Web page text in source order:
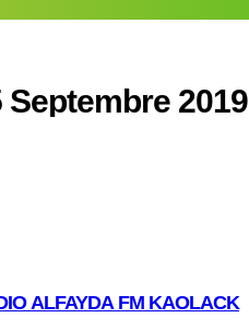
2019
ALFAYDA FM KAOLACK